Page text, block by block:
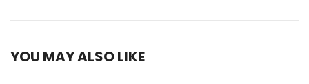
YOU MAY ALSO LIKE